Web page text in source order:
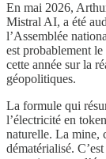
En mai 2026,
Mistral AI, a été
l’Assemblée
est probablement
cette année sur la
géopolitiques.
La formule qui
l’électricité en
naturelle. La mine,
dématérialisé.